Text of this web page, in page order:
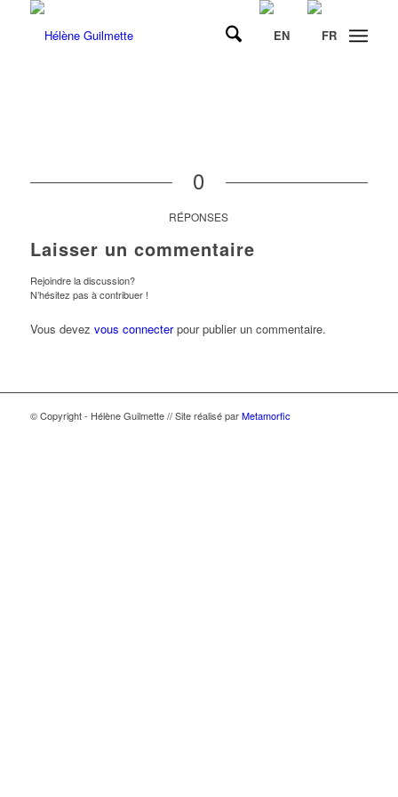
0
RÉPONSES
Laisser un commentaire
Rejoindre la discussion?
N’hésitez pas à contribuer !
Vous devez vous connecterpour publier un commentaire.
© Copyright - Hélène Guilmette // Site réalisé parMetamorfic